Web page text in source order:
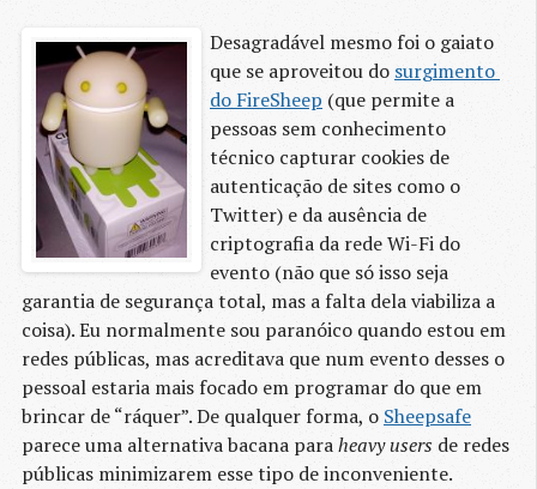
Desagradável mesmo foi o gaiato
que se aproveitou do surgimento
do FireSheep (que permite a
pessoas sem conhecimento
técnico capturar cookies de
autenticação de sites como o
Twitter) e da ausência de
criptografia da rede Wi-Fi do
evento (não que só isso seja
garantia de segurança total, mas a falta dela viabiliza a
coisa). Eu normalmente sou paranóico quando estou em
redes públicas, mas acreditava que num evento desses o
pessoal estaria mais focado em programar do que em
brincar de “ráquer”. De qualquer forma, o Sheepsafe
parece uma alternativa bacana paraheavy users de redes
públicas minimizarem esse tipo de inconveniente.